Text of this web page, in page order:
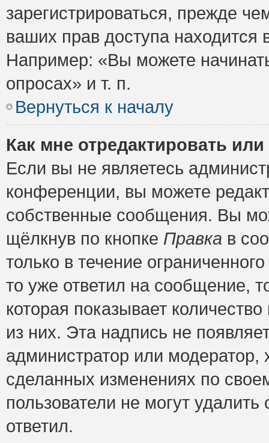
зарегистрироваться, прежде
ваших прав доступа
Например: «Вы можете
опросах» и т. п.
Вернуться к началу
Как мне отредактировать
Если вы не являетесь
конференции, вы можете
собственные сообщения. Вы
щёлкнув по кнопке Правка в
только в течение
то уже ответил на сообщение,
которая показывает
из них. Эта надпись не
администратор или модератор,
сделанных изменениях по
пользователи не могут
ответил.